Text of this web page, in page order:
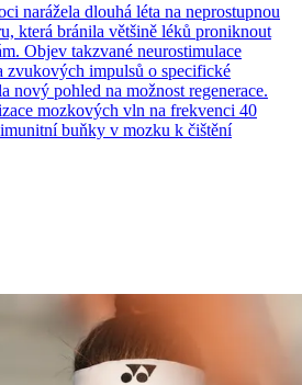
narážela dlouhá léta na neprostupnou
která bránila většině léků proniknout
Objev takzvané neurostimulace
zvukových impulsů o specifické
nový pohled na možnost regenerace.
mozkových vln na frekvenci 40
buňky v mozku k čištění